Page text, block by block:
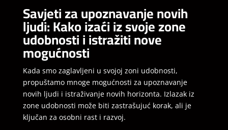
Savjeti za upoznavanje novih
ljudi: Kako izaći iz svoje zone
udobnosti i istražiti nove
mogućnosti
Kada smo zaglavljeni u svojoj zoni udobnosti,
propuštamo mnoge mogućnosti za upoznavanje
novih ljudi i istraživanje novih horizonta. Izlazak iz
zone udobnosti može biti zastrašujuć korak, ali je
ključan za osobni rast i razvoj.